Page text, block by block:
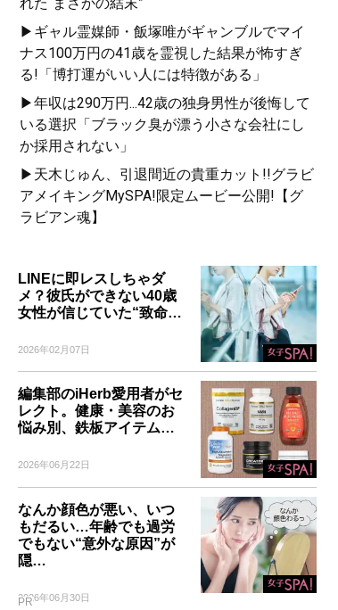
▶ギャル霊媒師・飯塚唯がギャンブルでマイ
ナス100万円の41歳を霊視した結果が怖すぎ
る!「博打運がいい人には特徴がある」
▶年収は290万円...42歳の独身男性が後悔して
いる選択「ブラック臭が漂う小さな会社にし
か採用されない」
▶天木じゅん、引退間近の貴重カット!!グラビ
アメイキングMySPA!限定ムービー公開!【グ
ラビアン魂】
LINEに即レスしちゃダ
メ？彼氏ができない40歳
女性が信じていた“致命…
2026年02月07日
編集部のiHerb愛用者がセ
レクト。健康・美容のお
悩み別、鉄板アイテム…
2026年06月22日
なんか顔色が悪い、いつ
もだるい…年齢でも過労
でもない“意外な原因”が
隠…
2026年06月30日
PR